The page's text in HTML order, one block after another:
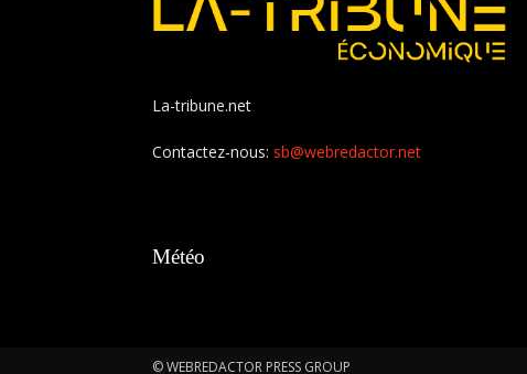
La-tribune.net
Contactez-nous: sb@webredactor.net
Météo
© WEBREDACTOR PRESS GROUP